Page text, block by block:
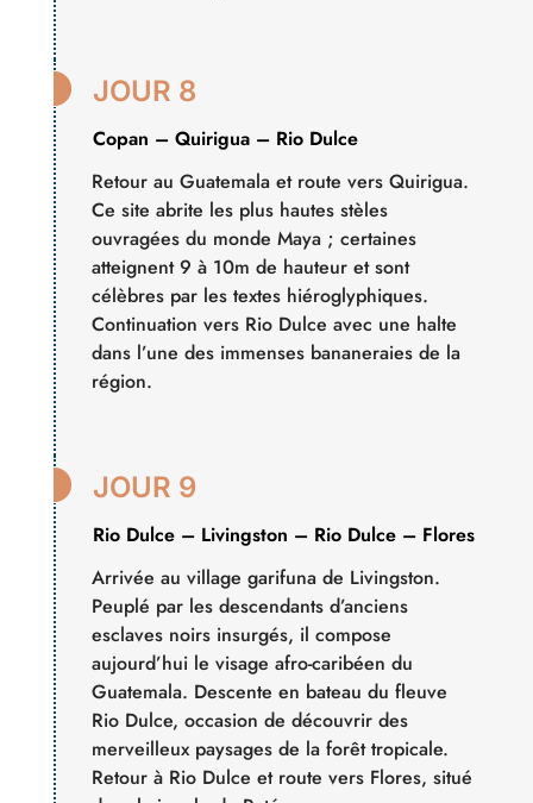
 JOUR 8
Copan – Quirigua – Rio Dulce
Retour au Guatemala et route vers Quirigua.
Ce site abrite les plus hautes stèles
ouvragées du monde Maya ; certaines
atteignent 9 à 10m de hauteur et sont
célèbres par les textes hiéroglyphiques.
Continuation vers Rio Dulce avec une halte
dans l’une des immenses bananeraies de la
région.
 JOUR 9
Rio Dulce – Livingston – Rio Dulce – Flores
Arrivée au village garifuna de Livingston.
Peuplé par les descendants d’anciens
esclaves noirs insurgés, il compose
aujourd’hui le visage afro-caribéen du
Guatemala. Descente en bateau du fleuve
Rio Dulce, occasion de découvrir des
merveilleux paysages de la forêt tropicale.
Retour à Rio Dulce et route vers Flores, situé